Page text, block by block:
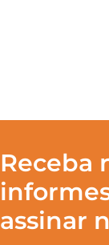
Receba
assinar